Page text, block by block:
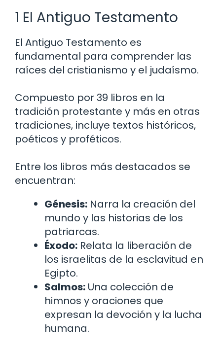
1 El Antiguo Testamento
El Antiguo Testamento es
fundamental para comprender las
raíces del cristianismo y el judaísmo.
Compuesto por 39 libros en la
tradición protestante y más en otras
tradiciones, incluye textos históricos,
poéticos y proféticos.
Entre los libros más destacados se
encuentran:
Génesis: Narra la creación del
mundo y las historias de los
patriarcas.
Éxodo: Relata la liberación de
los israelitas de la esclavitud en
Egipto.
Salmos: Una colección de
himnos y oraciones que
expresan la devoción y la lucha
humana.